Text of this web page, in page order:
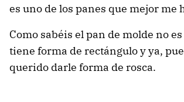
es uno de los panes que mejor me
Como sabéis el pan de molde no
tiene forma de rectángulo y ya,
querido darle forma de rosca.